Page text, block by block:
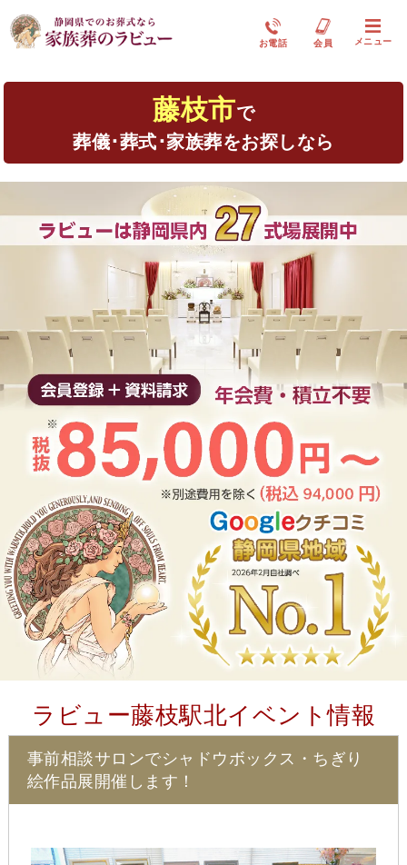
お電話 会員 メニュー
藤枝市で
葬儀･葬式･家族葬をお探しなら
ラビュー藤枝駅北イベント情報
事前相談サロンでシャドウボックス・ちぎり
絵作品展開催します！